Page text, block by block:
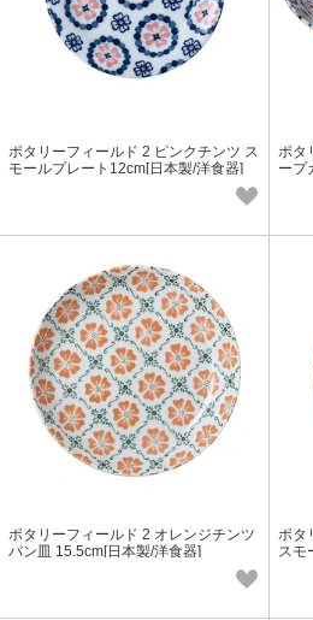
ポタリーフィールド 2 ピンクチンツ ス
モールプレート12cm[日本製/洋食器]
ポタ
ープ
ポタリーフィールド 2 オレンジチンツ
パン皿 15.5cm[日本製/洋食器]
ポタ
スモ